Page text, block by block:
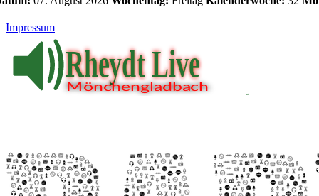
Impressum